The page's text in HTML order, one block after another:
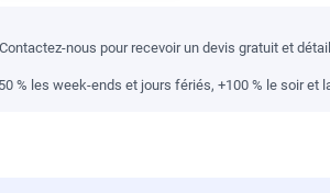
nous pour recevoir un devis gratuit et
% les week-ends et jours fériés, +100 % le soir et